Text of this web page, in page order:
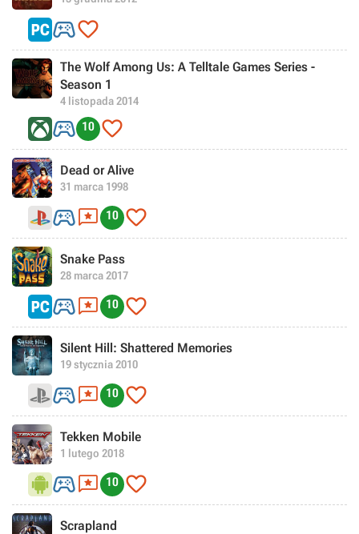

The Wolf Among Us: A Telltale Games Series -
Season 1
4 listopada 2014
 10 
Dead or Alive
31 marca 1998
 10 
Snake Pass
28 marca 2017
 10 
Silent Hill: Shattered Memories
19 stycznia 2010
 10 
Tekken Mobile
1 lutego 2018
 10 
Scrapland